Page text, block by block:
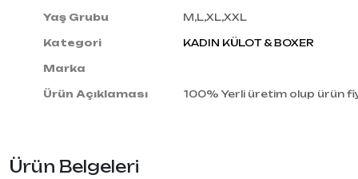
Yaş Grubu M,L,XL,XXL
Kategori KADIN KÜLOT & BOXER
Marka
Ürün Açıklaması 100% Yerli üretim olup ürün
Ürün Belgeleri